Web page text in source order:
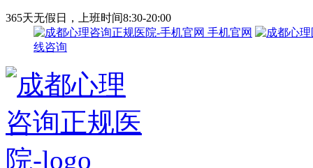
365天无假日，上班时间8:30-20:00
手机官网
线咨询